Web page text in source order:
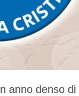
anno denso